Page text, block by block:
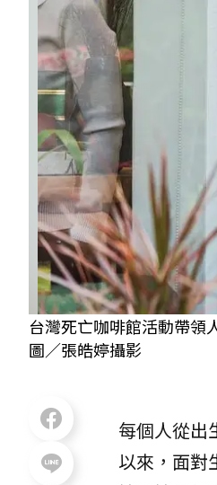
台灣死亡咖啡館活動帶領
圖／張皓婷攝影
每個人從出
以來，面對